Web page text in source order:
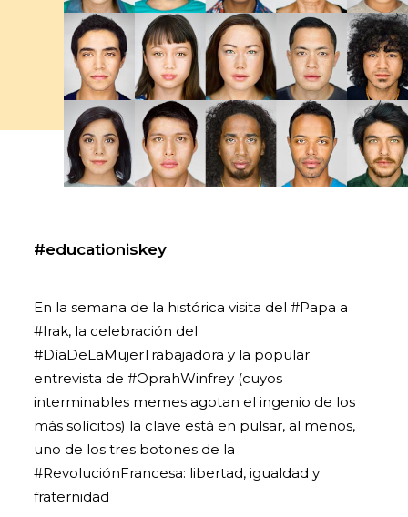
#educationiskey
En la semana de la histórica visita del#Papa a
#Irak, la celebración del
#DíaDeLaMujerTrabajadora y la popular
entrevista de#OprahWinfrey (cuyos
interminables memes agotan el ingenio de los
más solícitos) la clave está en pulsar, al menos,
uno de los tres botones de la
#RevoluciónFrancesa: libertad, igualdad y
fraternidad